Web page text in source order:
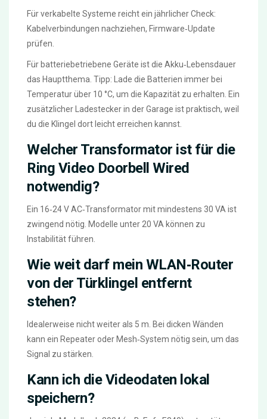
Für verkabelte Systeme reicht ein jährlicher Check:
Kabelverbindungen nachziehen, Firmware‑Update
prüfen.
Für batteriebetriebene Geräte ist die Akku‑Lebensdauer
das Hauptthema. Tipp: Lade die Batterien immer bei
Temperatur über 10 °C, um die Kapazität zu erhalten. Ein
zusätzlicher Ladestecker in der Garage ist praktisch, weil
du die Klingel dort leicht erreichen kannst.
Welcher Transformator ist für die
Ring Video Doorbell Wired
notwendig?
Ein 16‑24 V AC‑Transformator mit mindestens 30 VA ist
zwingend nötig. Modelle unter 20 VA können zu
Instabilität führen.
Wie weit darf mein WLAN‑Router
von der Türklingel entfernt
stehen?
Idealerweise nicht weiter als 5 m. Bei dicken Wänden
kann ein Repeater oder Mesh‑System nötig sein, um das
Signal zu stärken.
Kann ich die Videodaten lokal
speichern?